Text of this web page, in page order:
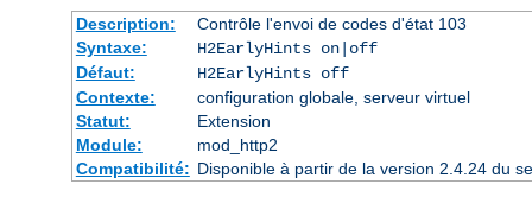
Description:
Contrôle l'envoi de codes d'état 103
Syntaxe:
H2EarlyHints on|off
Défaut:
H2EarlyHints off
Contexte:
configuration globale, serveur virtuel
Statut:
Extension
Module:
mod_http2
Compatibilité: Disponible à partir de la version 2.4.24 du